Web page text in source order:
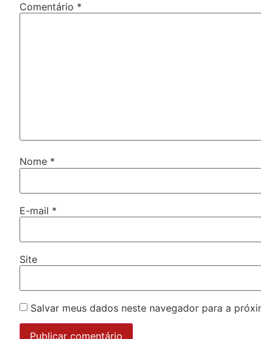
Comentário *
Nome *
E-mail *
Site
Salvar meus dados neste navegador para a